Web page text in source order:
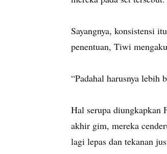
Sayangnya, konsistensi
penentuan, Tiwi
“Padahal harusnya lebih
Hal serupa diungkapkan
akhir gim, mereka
lagi lepas dan tekanan